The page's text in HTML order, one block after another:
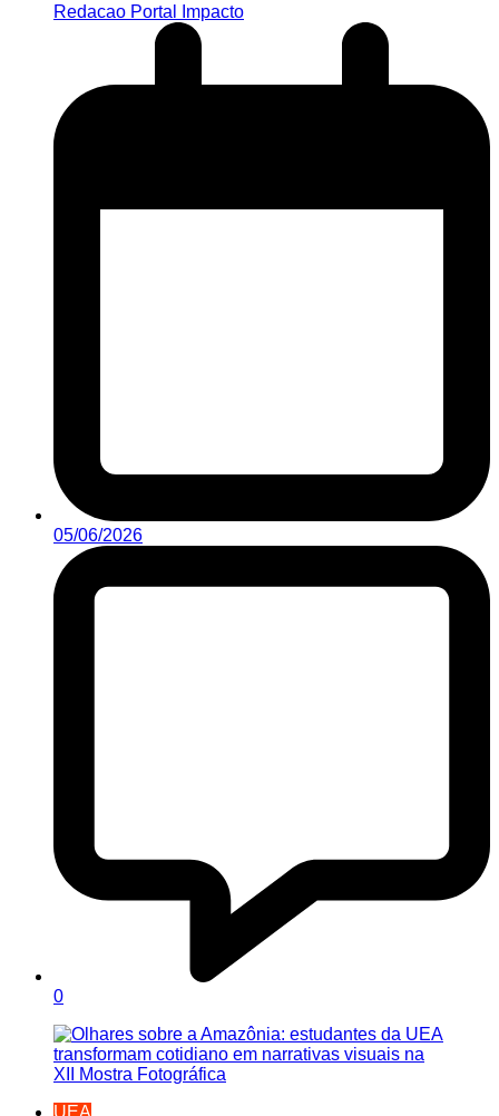
Redacao Portal Impacto
05/06/2026
0